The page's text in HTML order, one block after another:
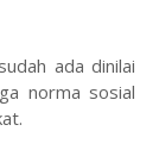
ada dinilai
norma sosial